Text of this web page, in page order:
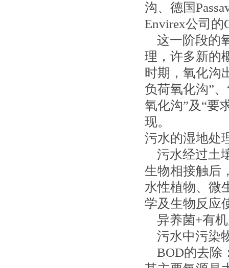
沟、德国
Envirex公司的
这一阶段的
理，许多新的
时期，氧化沟
负荷氧化沟”
氧化沟”及“要
现。
污水的湿地处
污水经过土
生物相接触后
水性植物、微
学及生物反应
异养菌+有机
污水中污染
BOD的去除